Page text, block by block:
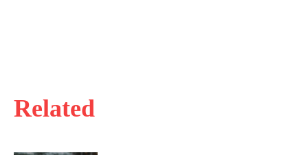
Related